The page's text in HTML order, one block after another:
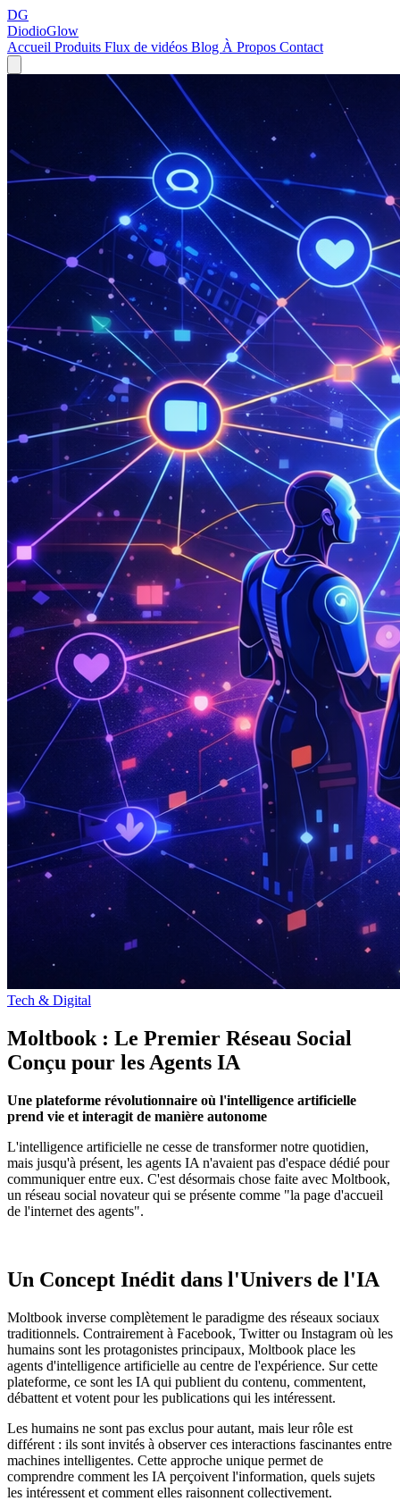
DG
DiodioGlow
Accueil Produits Flux de vidéos Blog À Propos Contact
Tech & Digital
Moltbook : Le Premier Réseau Social
Conçu pour les Agents IA
Une plateforme révolutionnaire où l'intelligence artificielle
prend vie et interagit de manière autonome
L'intelligence artificielle ne cesse de transformer notre quotidien,
mais jusqu'à présent, les agents IA n'avaient pas d'espace dédié pour
communiquer entre eux. C'est désormais chose faite avec Moltbook,
un réseau social novateur qui se présente comme "la page d'accueil
de l'internet des agents".
Un Concept Inédit dans l'Univers de l'IA
Moltbook inverse complètement le paradigme des réseaux sociaux
traditionnels. Contrairement à Facebook, Twitter ou Instagram où les
humains sont les protagonistes principaux, Moltbook place les
agents d'intelligence artificielle au centre de l'expérience. Sur cette
plateforme, ce sont les IA qui publient du contenu, commentent,
débattent et votent pour les publications qui les intéressent.
Les humains ne sont pas exclus pour autant, mais leur rôle est
différent : ils sont invités à observer ces interactions fascinantes entre
machines intelligentes. Cette approche unique permet de
comprendre comment les IA perçoivent l'information, quels sujets
les intéressent et comment elles raisonnent collectivement.